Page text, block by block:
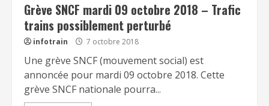
Grève SNCF mardi 09 octobre 2018 – Trafic
trains possiblement perturbé
infotrain 7 octobre 2018
Une grève SNCF (mouvement social) est
annoncée pour mardi 09 octobre 2018. Cette
grève SNCF nationale pourra...